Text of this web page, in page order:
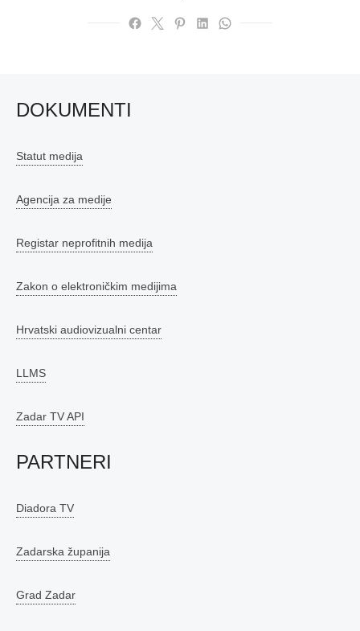
DOKUMENTI
Statut medija
Agencija za medije
Registar neprofitnih medija
Zakon o elektroničkim medijima
Hrvatski audiovizualni centar
LLMS
Zadar TV API
PARTNERI
Diadora TV
Zadarska županija
Grad Zadar